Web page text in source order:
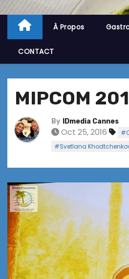
À Propos
CONTACT
MIPCOM
By IDmedia Cannes
Oct 25, 2016
#Svetlana